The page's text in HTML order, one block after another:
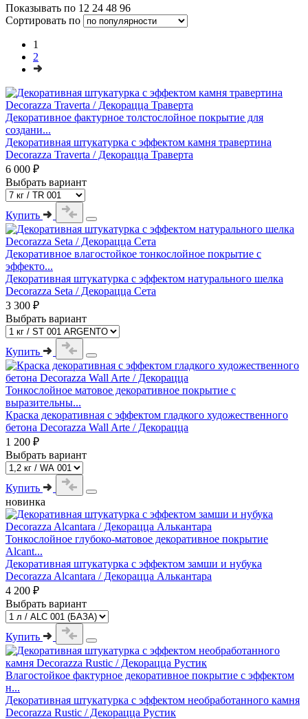
Показывать по 12 24 48 96
Сортировать по
1
2
Декоративное фактурное толстослойное покрытие для
создани...
Декоративная штукатурка с эффектом камня травертина
Decorazza Traverta / Декорацца Траверта
6 000 ₽
Выбрать вариант
Купить
Декоративное влагостойкое тонкослойное покрытие с
эффекто...
Декоративная штукатурка с эффектом натурального шелка
Decorazza Seta / Декорацца Сета
3 300 ₽
Выбрать вариант
Купить
Тонкослойное матовое декоративное покрытие с
выразительны...
Краска декоративная с эффектом гладкого художественного
бетона Decorazza Wall Arte / Декорацца
1 200 ₽
Выбрать вариант
Купить
новинка
Тонкослойное глубоко-матовое декоративное покрытие
Alcant...
Декоративная штукатурка с эффектом замши и нубука
Decorazza Alcantara / Декорацца Алькантара
4 200 ₽
Выбрать вариант
Купить
Влагостойкое фактурное декоративное покрытие с эффектом
н...
Декоративная штукатурка с эффектом необработанного камня
Decorazza Rustic / Декорацца Рустик